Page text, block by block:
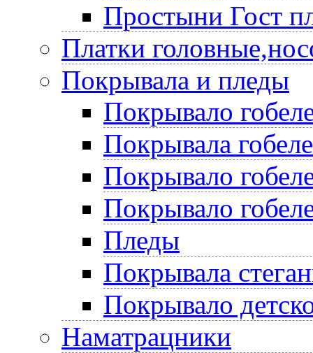
Простыни Гост
Платки
Покрывала и пледы
Покрывало
Покрывала
Покрывало
Покрывало
Пледы
Покрывала
Покрывало
Наматрацники